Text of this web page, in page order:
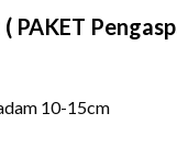
PAKET
10-15cm